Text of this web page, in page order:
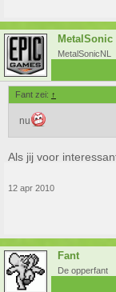
MetalSonic
MetalSonicNL
Fant zei: ↑
nu
Als jij voor
12 apr 2010
Fant
De opperfant